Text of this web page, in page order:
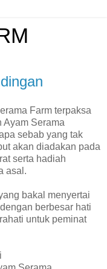
Farm terpaksa
Ayam Serama
sebab yang tak
akan diadakan pada
serta hadiah
asal.
bakal menyertai
berbesar hati
untuk peminat